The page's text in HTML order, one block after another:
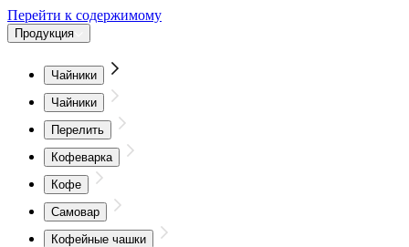
Перейти к содержимому
Продукция
Чайники
Чайники
Перелить
Кофеварка
Кофе
Самовар
Кофейные чашки